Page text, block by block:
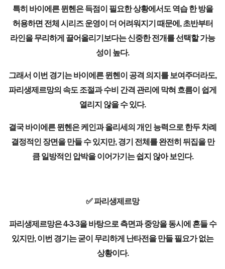
특히 바이에른 뮌헨은 득점이 필요한 상황에서도 역습 한 방을
허용하면 전체 시리즈 운영이 더 어려워지기 때문에, 초반부터
라인을 무리하게 끌어올리기보다는 신중한 전개를 선택할 가능
성이 높다.
그래서 이번 경기는 바이에른 뮌헨이 공격 의지를 보여주더라도,
파리생제르망의 속도 조절과 수비 간격 관리에 막혀 흐름이 쉽게
열리지 않을 수 있다.
결국 바이에른 뮌헨은 케인과 올리세의 개인 능력으로 한두 차례
결정적인 장면을 만들 수 있지만, 경기 전체를 완전히 뒤집을 만
큼 일방적인 압박을 이어가기는 쉽지 않아 보인다.
✅ 파리생제르망
파리생제르망은 4-3-3을 바탕으로 측면과 중앙을 동시에 흔들 수
있지만, 이번 경기는 굳이 무리하게 난타전을 만들 필요가 없는
상황이다.